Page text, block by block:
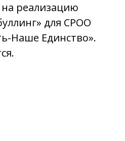
реализацию
для СРОО
Наше Единство».